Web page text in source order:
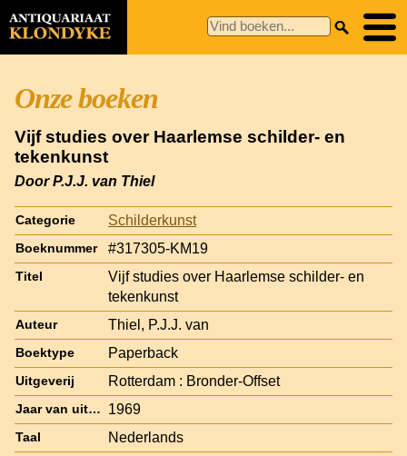
Onze boeken
Vijf studies over Haarlemse schilder- en
tekenkunst
Door P.J.J. van Thiel
Categorie Schilderkunst
Boeknummer #317305-KM19
Titel
Vijf studies over Haarlemse schilder- en
tekenkunst
Auteur Thiel, P.J.J. van
Boektype Paperback
Uitgeverij Rotterdam : Bronder-Offset
Jaar van uitgave 1969
Taal Nederlands